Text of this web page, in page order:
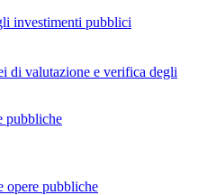
investimenti pubblici
di valutazione e verifica degli
pubbliche
opere pubbliche